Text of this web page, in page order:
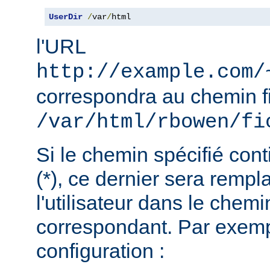
UserDir /var/html
l'URL
http://
correspondra au chemin
/var/html/rbowen/
Si le chemin spécifié
(*), ce dernier sera
l'utilisateur dans le
correspondant. Par
configuration :